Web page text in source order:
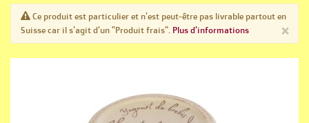
Ce produit est particulier et n'est peut-être pas livrable partout en
Suisse car il s'agit d'un "Produit frais". Plus d'informations ×